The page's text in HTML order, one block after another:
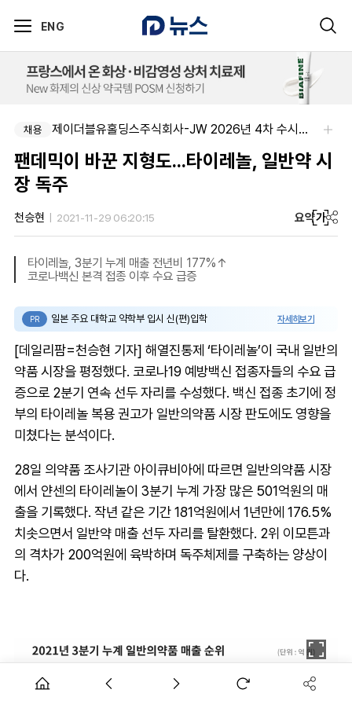
ENG
채용 제이더블유홀딩스주식회사-JW 2026년 4차 수시채용
팬데믹이 바꾼 지형도...타이레놀, 일반약 시
장 독주
천승현 2021-11-29 06:20:15 요약가
타이레놀, 3분기 누계 매출 전년비 177%↑
코로나백신 본격 접종 이후 수요 급증
PR 일본 주요 대학교 약학부 입시 신(편)입학 자세히보기
[데일리팜=천승현 기자] 해열진통제 ‘타이레놀’이 국내 일반의
약품 시장을 평정했다. 코로나19 예방백신 접종자들의 수요 급
증으로 2분기 연속 선두 자리를 수성했다. 백신 접종 초기에 정
부의 타이레놀 복용 권고가 일반의약품 시장 판도에도 영향을
미쳤다는 분석이다.
28일 의약품 조사기관 아이큐비아에 따르면 일반의약품 시장
에서 얀센의 타이레놀이 3분기 누계 가장 많은 501억원의 매
출을 기록했다. 작년 같은 기간 181억원에서 1년만에 176.5%
치솟으면서 일반약 매출 선두 자리를 탈환했다. 2위 이모튼과
의 격차가 200억원에 육박하며 독주체제를 구축하는 양상이
다.